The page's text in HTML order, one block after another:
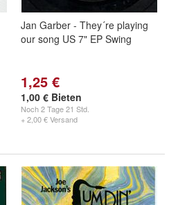
Jan Garber - They´re playing
our song US 7" EP Swing
1,25 €
1,00 € Bieten
Noch2 Tage 21 Std.
+ 2,00 € Versand